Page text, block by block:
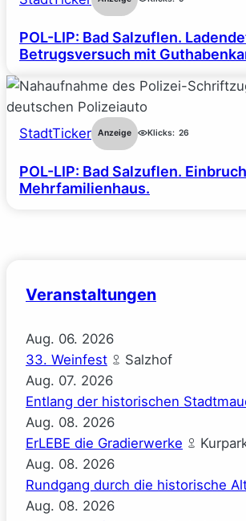
POL-LIP: Bad Salzuflen.
Betrugsversuch mit
StadtTicker Anzeige Klicks: 26
POL-LIP: Bad Salzuflen.
Mehrfamilienhaus.
Veranstaltungen
Aug. 06. 2026
33. Weinfest
Salzhof
Aug. 07. 2026
Entlang der historischen
Aug. 08. 2026
ErLEBE die Gradierwerke
Aug. 08. 2026
Rundgang durch die historische
Aug. 08. 2026